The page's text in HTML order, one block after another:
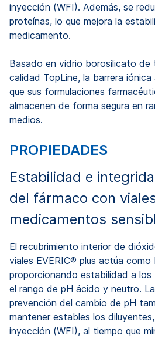
inyección (WFI). Además, se
proteínas, lo que mejora la
medicamento.
Basado en vidrio borosilicato de
calidad TopLine, la barrera
que sus formulaciones
almacenen de forma segura en
medios.
PROPIEDADES
Estabilidad e
del fármaco con
medicamentos
El recubrimiento interior de
viales EVERIC® plus actúa como
proporcionando estabilidad a los
el rango de pH ácido y neutro.
prevención del cambio de pH
mantener estables los
inyección (WFI), al tiempo que